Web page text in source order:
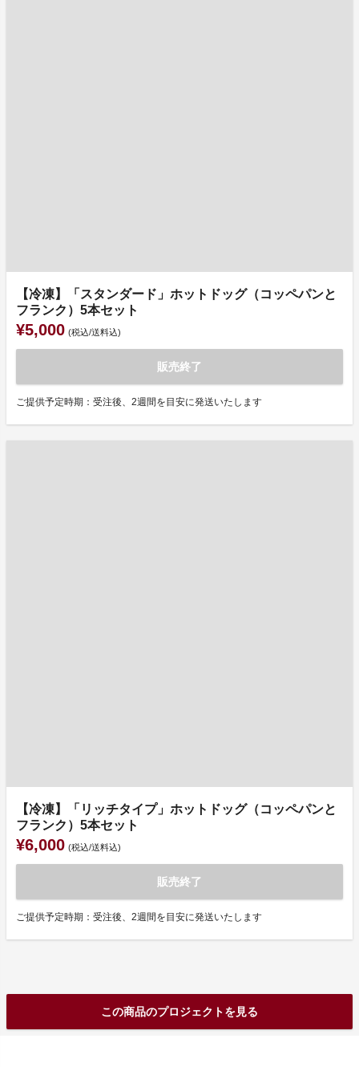
【冷凍】「スタンダード」ホットドッグ（コッペパンと
フランク）5本セット
¥5,000 (税込/送料込)
販売終了
ご提供予定時期：受注後、2週間を目安に発送いたします
【冷凍】「リッチタイプ」ホットドッグ（コッペパンと
フランク）5本セット
¥6,000 (税込/送料込)
販売終了
ご提供予定時期：受注後、2週間を目安に発送いたします
この商品のプロジェクトを見る